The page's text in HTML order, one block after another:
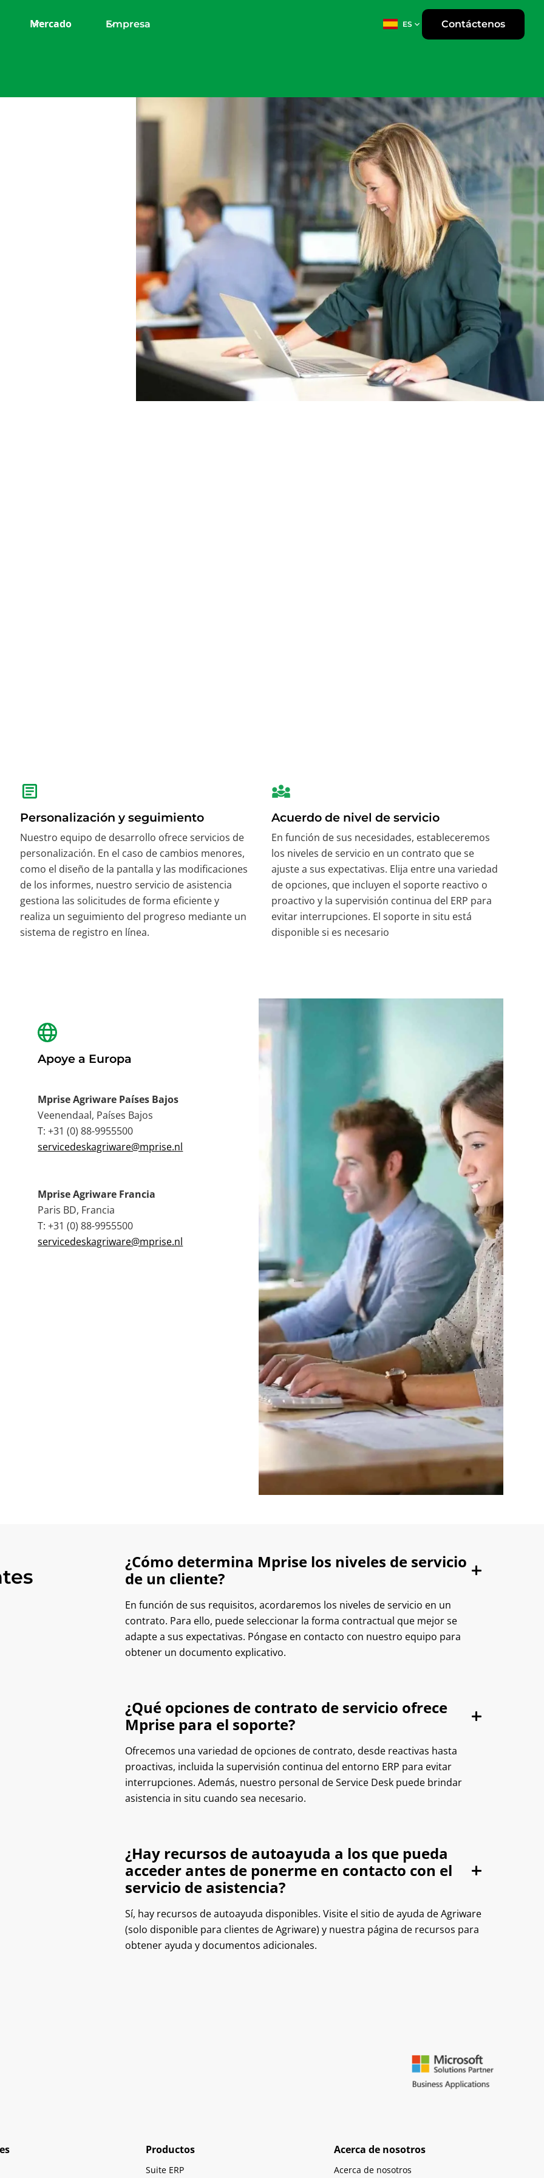
Mercado Empresa ES Contáctenos
Personalización y seguimiento
Nuestro equipo de desarrollo ofrece servicios de
personalización. En el caso de cambios menores,
como el diseño de la pantalla y las modificaciones
de los informes, nuestro servicio de asistencia
gestiona las solicitudes de forma eficiente y
realiza un seguimiento del progreso mediante un
sistema de registro en línea.
Acuerdo de nivel de servicio
En función de sus necesidades, estableceremos
los niveles de servicio en un contrato que se
ajuste a sus expectativas. Elija entre una variedad
de opciones, que incluyen el soporte reactivo o
proactivo y la supervisión continua del ERP para
evitar interrupciones. El soporte in situ está
disponible si es necesario
Apoye a Europa
Mprise Agriware Países Bajos
Veenendaal, Países Bajos
T: +31 (0) 88-9955500
servicedeskagriware@mprise.nl
Mprise Agriware Francia
Paris BD, Francia
T: +31 (0) 88-9955500
servicedeskagriware@mprise.nl
¿Cómo determina Mprise los niveles de servicio
de un cliente?
En función de sus requisitos, acordaremos los niveles de servicio en un
contrato. Para ello, puede seleccionar la forma contractual que mejor se
adapte a sus expectativas. Póngase en contacto con nuestro equipo para
obtener un documento explicativo.
¿Qué opciones de contrato de servicio ofrece
Mprise para el soporte?
Ofrecemos una variedad de opciones de contrato, desde reactivas hasta
proactivas, incluida la supervisión continua del entorno ERP para evitar
interrupciones. Además, nuestro personal de Service Desk puede brindar
asistencia in situ cuando sea necesario.
¿Hay recursos de autoayuda a los que pueda
acceder antes de ponerme en contacto con el
servicio de asistencia?
Sí, hay recursos de autoayuda disponibles. Visite el sitio de ayuda de Agriware
(solo disponible para clientes de Agriware) y nuestra página de recursos para
obtener ayuda y documentos adicionales.
Productos
Suite ERP
Acerca de nosotros
Acerca de nosotros